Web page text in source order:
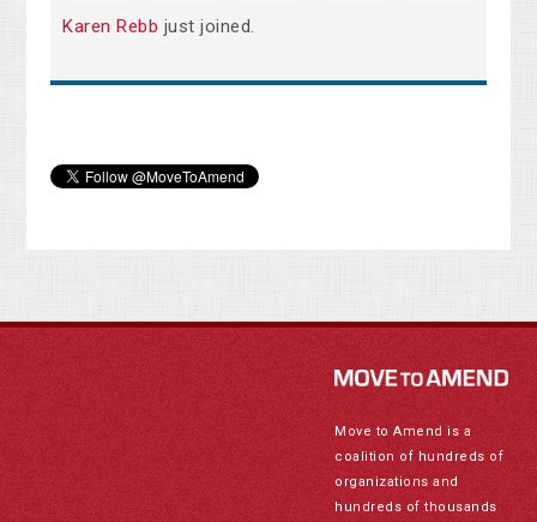
Karen Rebb just joined.
Move to Amend is a
coalition of hundreds of
organizations and
hundreds of thousands